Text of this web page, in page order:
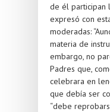
de él participan
expresó con
moderadas:
materia de
embargo, no
Padres que,
celebrara en
que debía ser
“debe